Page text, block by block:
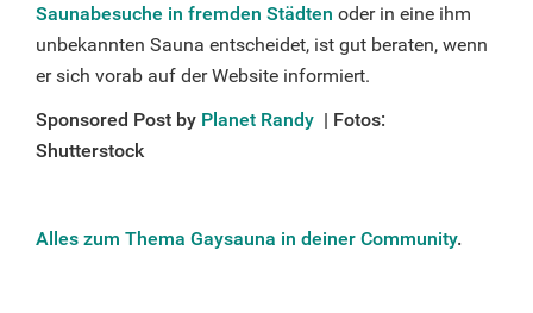
Saunabesuche in fremden Städten oder in eine ihm
unbekannten Sauna entscheidet, ist gut beraten, wenn
er sich vorab auf der Website informiert.
Sponsored Post by Planet Randy | Fotos:
Shutterstock
Alles zum Thema Gaysauna in deiner Community.